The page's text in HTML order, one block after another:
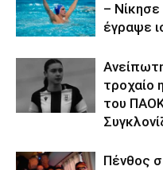
– Νίκησε
έγραψε
τροχαίο
του
Πένθος